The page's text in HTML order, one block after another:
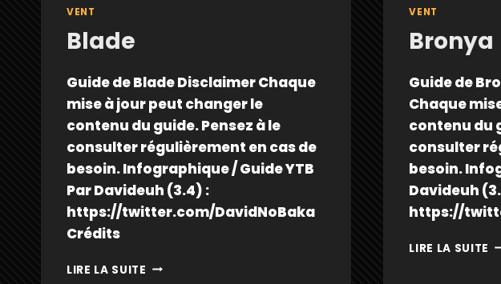
VENT
Blade
Guide de Blade Disclaimer Chaque
mise à jour peut changer le
contenu du guide. Pensez à le
consulter régulièrement en cas de
besoin. Infographique / Guide YTB
Par Davideuh (3.4) :
https://twitter.com/DavidNoBaka
Crédits
LIRE LA SUITE BLADE
VENT
Bronya
Guide de
Chaque
contenu du
consulter
besoin.
Davideuh
https://
LIRE LA SUITE